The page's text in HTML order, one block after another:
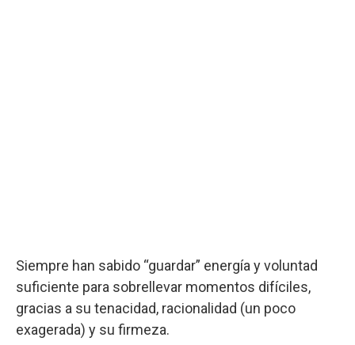
Siempre han sabido “guardar” energía y voluntad
suficiente para sobrellevar momentos difíciles,
gracias a su tenacidad, racionalidad (un poco
exagerada) y su firmeza.